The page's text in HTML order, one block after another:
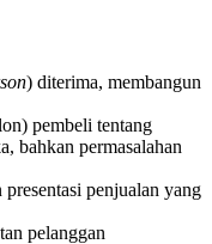
) diterima, membangun
pembeli tentang
bahkan permasalahan
penjualan yang
pelanggan